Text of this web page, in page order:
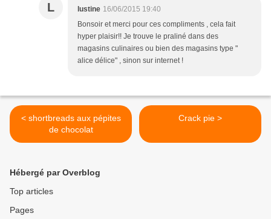
L lustine 16/06/2015 19:40
Bonsoir et merci pour ces compliments , cela fait
hyper plaisir!! Je trouve le praliné dans des
magasins culinaires ou bien des magasins type "
alice délice" , sinon sur internet !
< shortbreads aux pépites
de chocolat
Crack pie >
Hébergé par Overblog
Top articles
Pages